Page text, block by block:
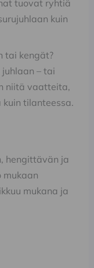
tuovat ryhtiä
kuin
tai kengät?
– tai
niitä vaatteita,
tilanteessa.
hengittävän ja
mukaan
mukana ja